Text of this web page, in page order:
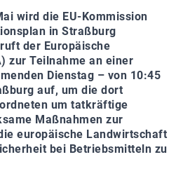
wird die EU-Kommission
in Straßburg
der Europäische
zur Teilnahme an einer
Dienstag – von 10:45
auf, um die dort
um tatkräftige
Maßnahmen zur
europäische Landwirtschaft
bei Betriebsmitteln zu